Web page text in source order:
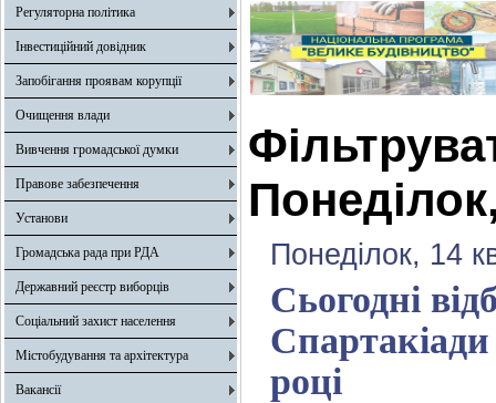
Регуляторна політика
Інвестиційний довідник
Запобігання проявам корупції
Очищення влади
Вивчення громадської думки
Правове забезпечення
Установи
Громадська рада при РДА
Державний реєстр виборців
Соціальний захист населення
Містобудування та архітектура
Вакансії
Понеділок, 14
Сьогодні
Спартакіади
році